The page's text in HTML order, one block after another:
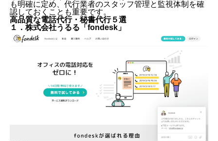
も明確に定め、代行業者のスタッフ管理と監視体制を確
認しておくことも重要です。
高品質な電話代行・秘書代行５選
１．株式会社うるる「fondesk」